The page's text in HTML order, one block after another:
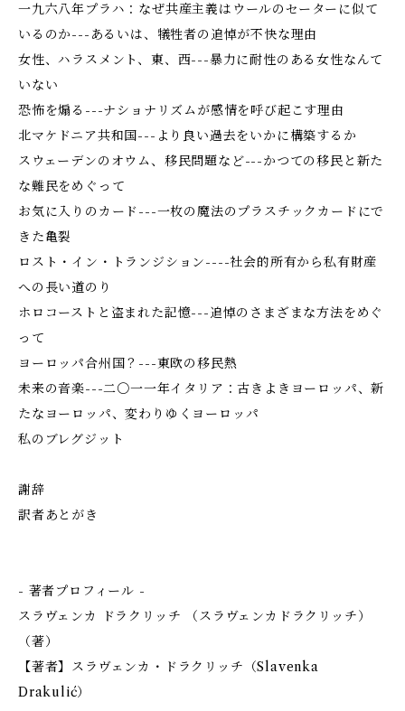
一九六八年プラハ：なぜ共産主義はウールのセーターに似て
いるのか---あるいは、犠牲者の追悼が不快な理由
女性、ハラスメント、東、西---暴力に耐性のある女性なんて
いない
恐怖を煽る---ナショナリズムが感情を呼び起こす理由
北マケドニア共和国---より良い過去をいかに構築するか
スウェーデンのオウム、移民問題など---かつての移民と新た
な難民をめぐって
お気に入りのカード---一枚の魔法のプラスチックカードにで
きた亀裂
ロスト・イン・トランジション----社会的所有から私有財産
への長い道のり
ホロコーストと盗まれた記憶---追悼のさまざまな方法をめぐ
って
ヨーロッパ合州国？---東欧の移民熱
未来の音楽---二〇一一年イタリア：古きよきヨーロッパ、新
たなヨーロッパ、変わりゆくヨーロッパ
私のブレグジット
謝辞
訳者あとがき
- 著者プロフィール -
スラヴェンカ ドラクリッチ （スラヴェンカドラクリッチ）
（著）
【著者】スラヴェンカ・ドラクリッチ（Slavenka
Drakulić）